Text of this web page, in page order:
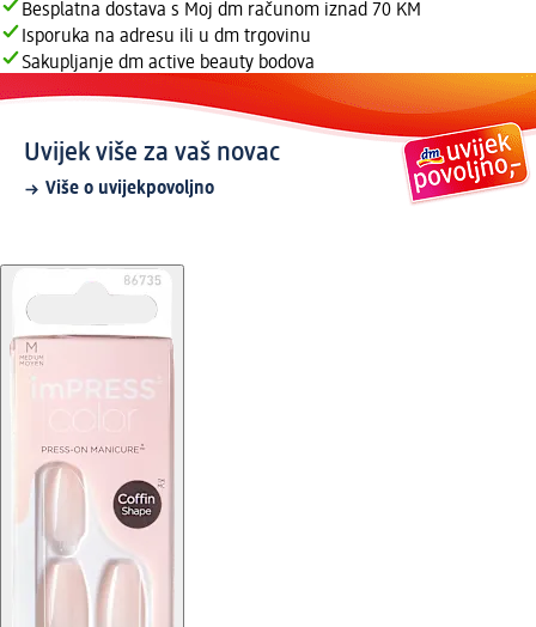
Besplatna dostava s Moj dm računom iznad 70 KM
Isporuka na adresu ili u dm trgovinu
Sakupljanje dm active beauty bodova
Uvijek više za vaš novac
Više o uvijekpovoljno